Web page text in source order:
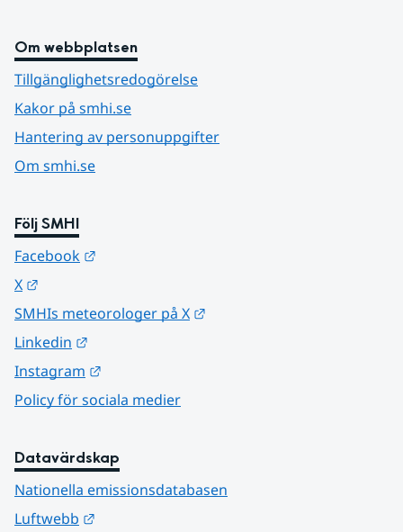
Om webbplatsen
Tillgänglighetsredogörelse
Kakor på smhi.se
Hantering av personuppgifter
Om smhi.se
Följ SMHI
Facebook
X
SMHIs meteorologer på X
Linkedin
Instagram
Policy för sociala medier
Datavärdskap
Nationella emissionsdatabasen
Luftwebb